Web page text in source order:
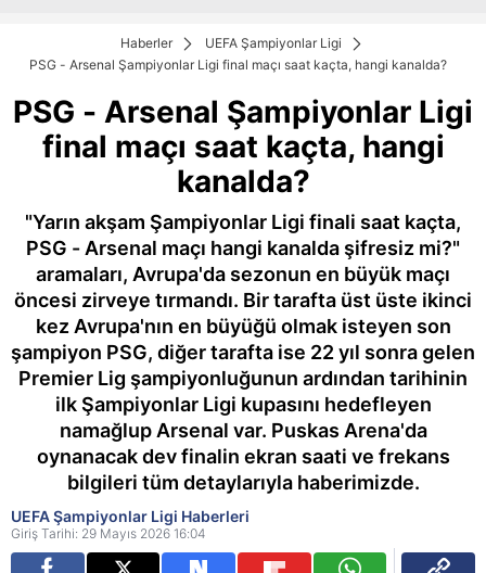
Haberler
UEFA Şampiyonlar Ligi
PSG - Arsenal Şampiyonlar Ligi final maçı saat kaçta, hangi kanalda?
PSG - Arsenal Şampiyonlar Ligi
final maçı saat kaçta, hangi
kanalda?
"Yarın akşam Şampiyonlar Ligi finali saat kaçta,
PSG - Arsenal maçı hangi kanalda şifresiz mi?"
aramaları, Avrupa'da sezonun en büyük maçı
öncesi zirveye tırmandı. Bir tarafta üst üste ikinci
kez Avrupa'nın en büyüğü olmak isteyen son
şampiyon PSG, diğer tarafta ise 22 yıl sonra gelen
Premier Lig şampiyonluğunun ardından tarihinin
ilk Şampiyonlar Ligi kupasını hedefleyen
namağlup Arsenal var. Puskas Arena'da
oynanacak dev finalin ekran saati ve frekans
bilgileri tüm detaylarıyla haberimizde.
UEFA Şampiyonlar Ligi Haberleri
Giriş Tarihi: 29 Mayıs 2026 16:04